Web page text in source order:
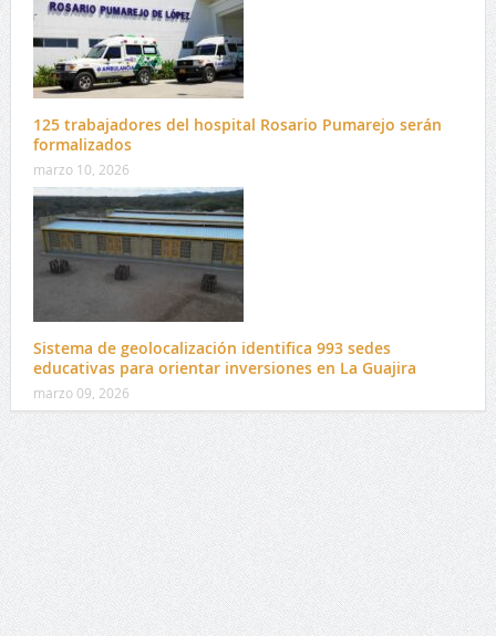
125 trabajadores del hospital Rosario Pumarejo serán
formalizados
marzo 10, 2026
Sistema de geolocalización identifica 993 sedes
educativas para orientar inversiones en La Guajira
marzo 09, 2026